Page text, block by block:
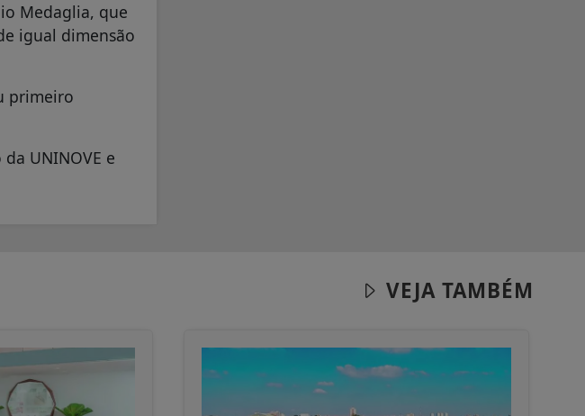
Medaglia, que
igual dimensão
primeiro
UNINOVE e
VEJA TAMBÉM